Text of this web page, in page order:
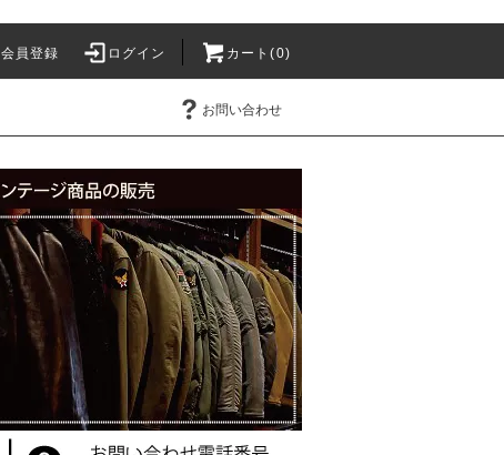
会員登録 ログイン カート(0)
お問い合わせ